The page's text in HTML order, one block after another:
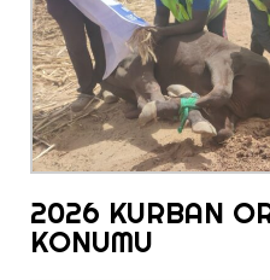
2026 KURBAN
KONUMU